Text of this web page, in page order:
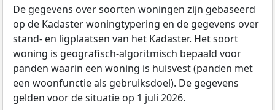
De gegevens over soorten woningen zijn gebaseerd
op de Kadaster woningtypering en de gegevens over
stand- en ligplaatsen van het Kadaster. Het soort
woning is geografisch-algoritmisch bepaald voor
panden waarin een woning is huisvest (panden met
een woonfunctie als gebruiksdoel). De gegevens
gelden voor de situatie op 1 juli 2026.